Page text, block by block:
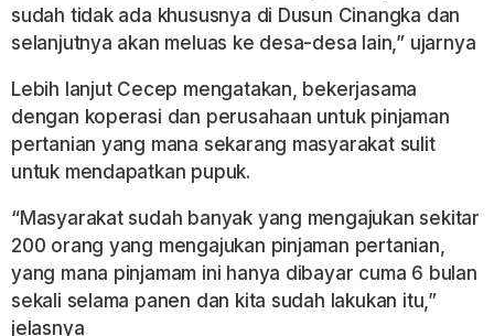
sudah tidak ada khususnya di Dusun Cinangka dan
selanjutnya akan meluas ke desa-desa lain,” ujarnya
Lebih lanjut Cecep mengatakan, bekerjasama
dengan koperasi dan perusahaan untuk pinjaman
pertanian yang mana sekarang masyarakat sulit
untuk mendapatkan pupuk.
“Masyarakat sudah banyak yang mengajukan sekitar
200 orang yang mengajukan pinjaman pertanian,
yang mana pinjamam ini hanya dibayar cuma 6 bulan
sekali selama panen dan kita sudah lakukan itu,”
jelasnya